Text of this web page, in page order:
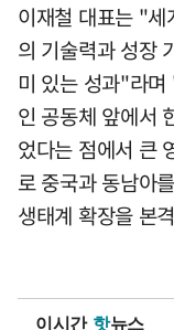
이재철 대표는 "세
의 기술력과 성장
미 있는 성과"라
인 공동체 앞에서
었다는 점에서 큰
로 중국과 동남아
생태계 확장을 본
이시간 핫뉴스